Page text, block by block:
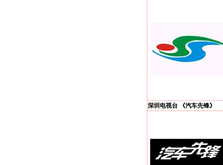
深圳电视台 《汽车先锋》